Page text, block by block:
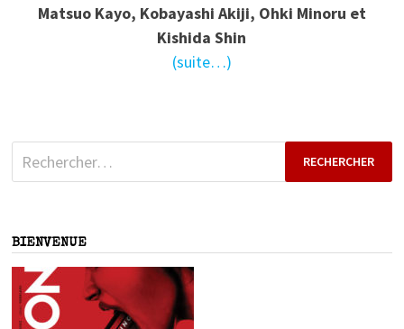
Matsuo Kayo, Kobayashi Akiji, Ohki Minoru et
Kishida Shin
(suite…)
Rechercher :
BIENVENUE